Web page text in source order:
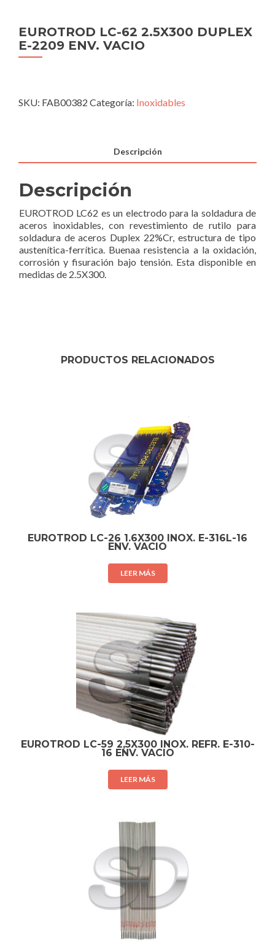
EUROTROD LC-62 2.5X300 DUPLEX
E-2209 ENV. VACIO
SKU: FAB00382 Categoría: Inoxidables
Descripción
Descripción
EUROTROD LC62 es un electrodo para la soldadura de
aceros inoxidables, con revestimiento de rutilo para
soldadura de aceros Duplex 22%Cr, estructura de tipo
austenítica-ferrítica. Buenaa resistencia a la oxidación,
corrosión y fisuración bajo tensión. Esta disponible en
medidas de 2.5X300.
PRODUCTOS RELACIONADOS
EUROTROD LC-26 1.6X300 INOX. E-316L-16
ENV. VACIO
LEER MÁS
EUROTROD LC-59 2,5X300 INOX. REFR. E-310-
16 ENV. VACIO
LEER MÁS